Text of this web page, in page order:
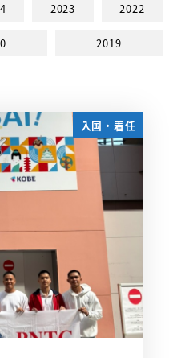
2023 2022
2019
入国・着任